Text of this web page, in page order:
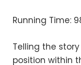
Running Time:
Telling the
position within